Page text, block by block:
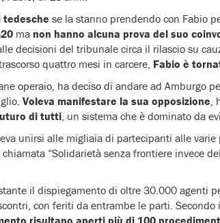
se la stanno prendendo con Fabio
ma non hanno alcuna prova del suo
decisioni del tribunale circa il rilascio su
quattro mesi in carcere, Fabio è
operaio, ha deciso di andare ad Amburgo
Voleva manifestare la sua opposizione
di tutti , un sistema che è dominato da
unirsi alle migliaia di partecipanti alle
“Solidarietà senza frontiere invece
il dispiegamento di oltre 30.000 agenti
con feriti da entrambe le parti.
risultano aperti più di 100